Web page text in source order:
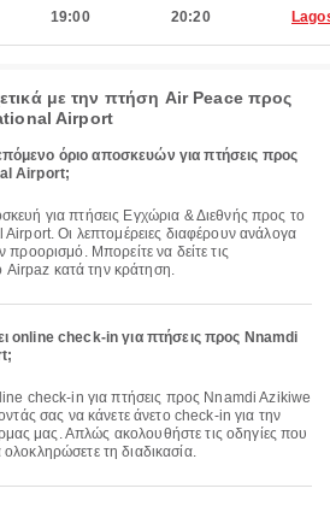
19:00 20:20
με την πτήση Air Peace προς
Airport
όριο αποσκευών για πτήσεις προς
Airport;
Οι λεπτομέρειες διαφέρουν ανάλογα
προορισμό. Μπορείτε να δείτε τις
κατά την κράτηση.
online check-in για πτήσεις προς Nnamdi
σας να κάνετε άνετο check-in για την
μας. Απλώς ακολουθήστε τις οδηγίες που
τη διαδικασία.